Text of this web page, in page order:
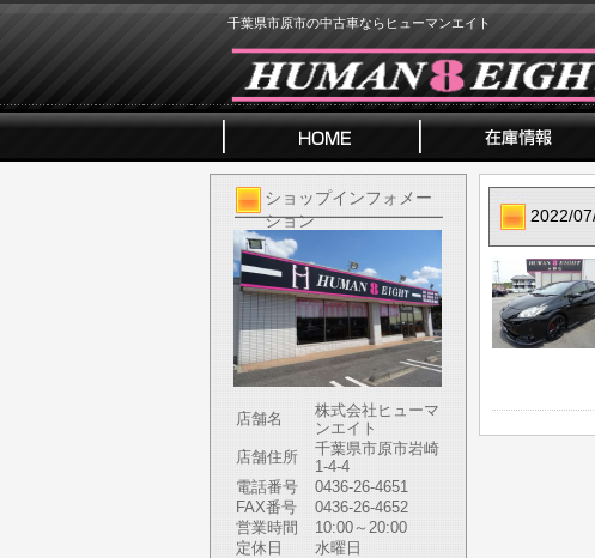
千葉県市原市の中古車ならヒューマンエイト
ショップインフォメー
ション
店舗名
株式会社ヒューマ
ンエイト
店舗住所
千葉県市原市岩崎
1-4-4
電話番号
0436-26-4651
FAX番号
0436-26-4652
営業時間
10:00～20:00
定休日
水曜日
2022/